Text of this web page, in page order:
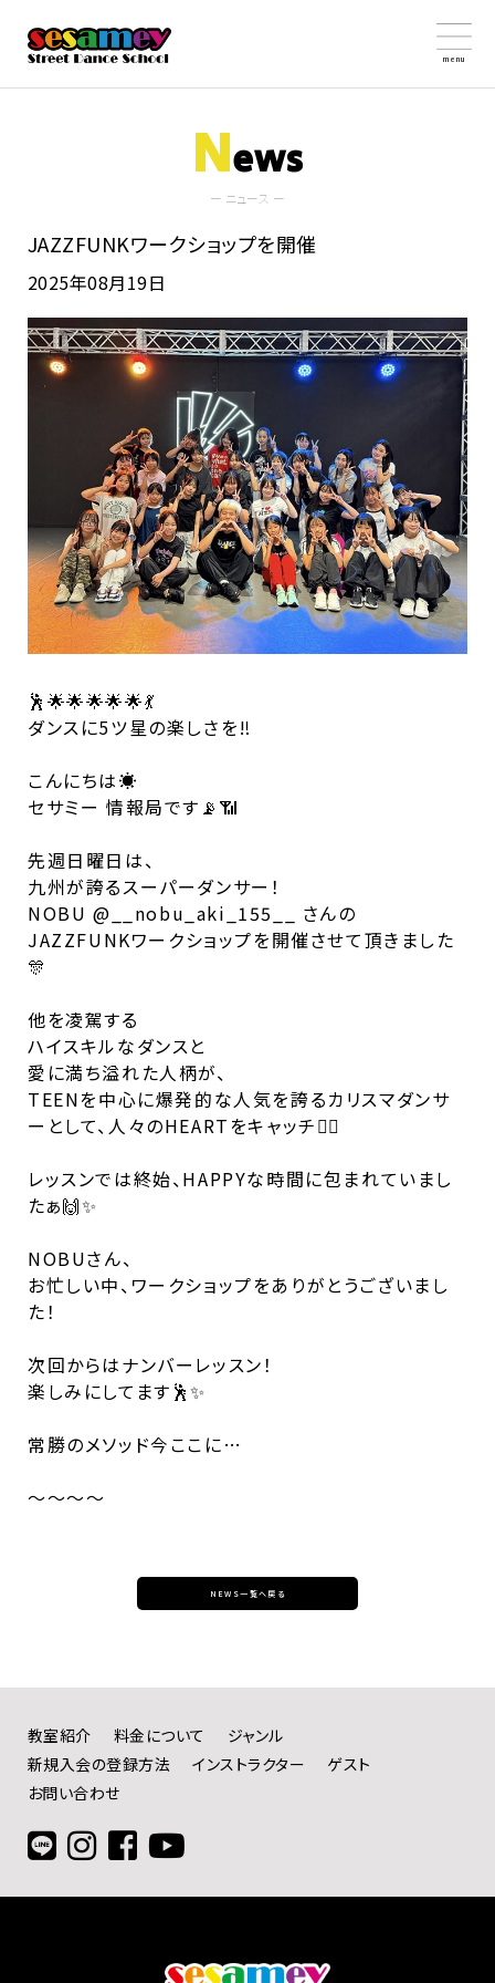
menu
News
ー ニュース ー
JAZZFUNKワークショップを開催
2025年08月19日
🕺🌟🌟🌟🌟🌟💃
ダンスに5ツ星の楽しさを‼︎
こんにちは☀️
セサミー 情報局です📡📶
先週日曜日は、
九州が誇るスーパーダンサー！
NOBU @__nobu_aki_155__ さんの
JAZZFUNKワークショップを開催させて頂きました
🎊
他を凌駕する
ハイスキルなダンスと
愛に満ち溢れた人柄が、
TEENを中心に爆発的な人気を誇るカリスマダンサ
ーとして、人々のHEARTをキャッチ❤️‍🔥
レッスンでは終始、HAPPYな時間に包まれていまし
たぁ🙌✨
NOBUさん、
お忙しい中、ワークショップをありがとうございまし
た！
次回からはナンバーレッスン！
楽しみにしてます🕺✨
常勝のメソッド今ここに…
〜〜〜〜
NEWS一覧へ戻る
教室紹介 料金について
ジャンル
新規入会の登録方法
インストラクター
ゲスト
お問い合わせ